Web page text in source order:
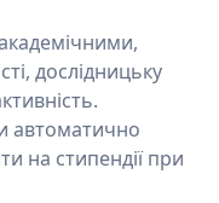
дослідницьку
автоматично
на стипендії при